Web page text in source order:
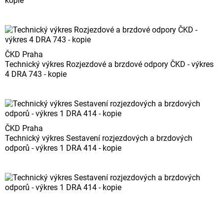
ČKD Praha
Technický výkres Rozjezdové a brzdové odpory ČKD - výkres
4 DRA 743 - kopie
ČKD Praha
Technický výkres Sestavení rozjezdových a brzdových
odporů - výkres 1 DRA 414 - kopie